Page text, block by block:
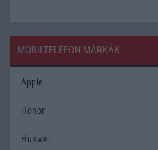
MOBILTELEFON MÁRKÁK
Apple
Honor
Huawei